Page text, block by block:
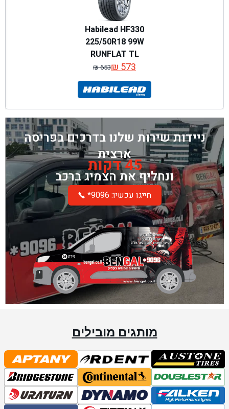
Habilead HF330
225/50R18 99W
RUNFLAT TL
₪653
המחיר
המקורי
היה:
₪ 653.
₪573 המחיר
הנוכחי
הוא:
₪ 573.
ניידות שירות שלנו בדרכים בפריסה
ארצית
45 דקות
ונחליף את הצמיג ברכב
*חייגו עכשיו: 9096
מותגים מובילים